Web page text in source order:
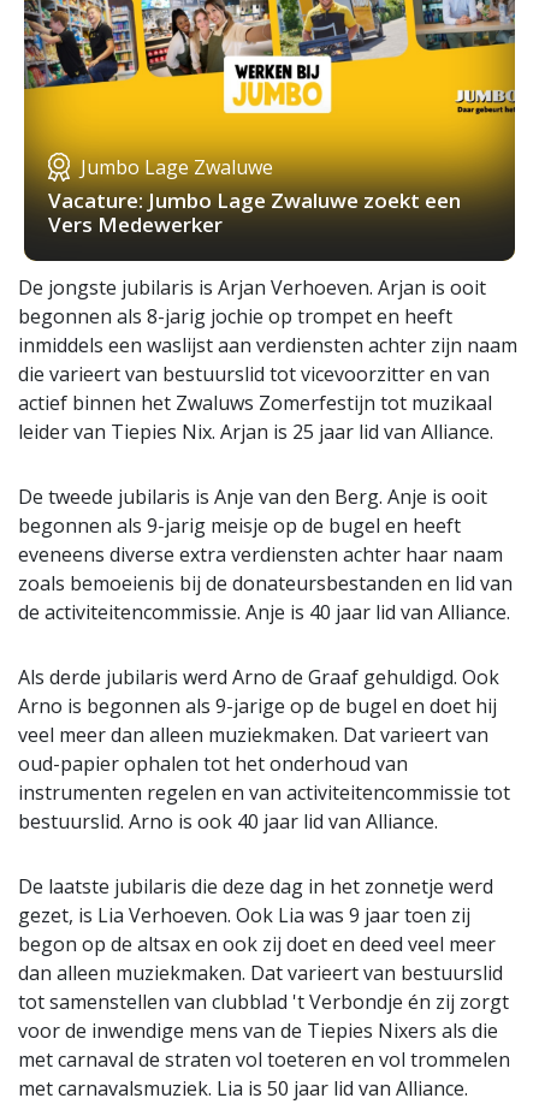
Jumbo Lage Zwaluwe
Vacature: Jumbo Lage Zwaluwe zoekt een
Vers Medewerker
De jongste jubilaris is Arjan Verhoeven. Arjan is ooit
begonnen als 8-jarig jochie op trompet en heeft
inmiddels een waslijst aan verdiensten achter zijn naam
die varieert van bestuurslid tot vicevoorzitter en van
actief binnen het Zwaluws Zomerfestijn tot muzikaal
leider van Tiepies Nix. Arjan is 25 jaar lid van Alliance.
De tweede jubilaris is Anje van den Berg. Anje is ooit
begonnen als 9-jarig meisje op de bugel en heeft
eveneens diverse extra verdiensten achter haar naam
zoals bemoeienis bij de donateursbestanden en lid van
de activiteitencommissie. Anje is 40 jaar lid van Alliance.
Als derde jubilaris werd Arno de Graaf gehuldigd. Ook
Arno is begonnen als 9-jarige op de bugel en doet hij
veel meer dan alleen muziekmaken. Dat varieert van
oud-papier ophalen tot het onderhoud van
instrumenten regelen en van activiteitencommissie tot
bestuurslid. Arno is ook 40 jaar lid van Alliance.
De laatste jubilaris die deze dag in het zonnetje werd
gezet, is Lia Verhoeven. Ook Lia was 9 jaar toen zij
begon op de altsax en ook zij doet en deed veel meer
dan alleen muziekmaken. Dat varieert van bestuurslid
tot samenstellen van clubblad 't Verbondje én zij zorgt
voor de inwendige mens van de Tiepies Nixers als die
met carnaval de straten vol toeteren en vol trommelen
met carnavalsmuziek. Lia is 50 jaar lid van Alliance.